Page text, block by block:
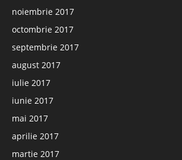
noiembrie 2017
octombrie 2017
septembrie 2017
august 2017
iulie 2017
iunie 2017
mai 2017
aprilie 2017
martie 2017